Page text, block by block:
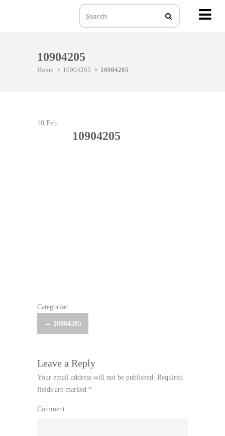
10904205
Home 10904205 10904205
10 Feb
10904205
Categorise:
Post
← 10904205
Leave a Reply
Your email address will not be published. Required
fields are marked *
Comment